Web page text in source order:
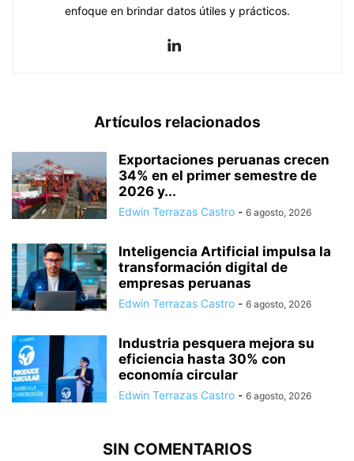
enfoque en brindar datos útiles y prácticos.
Artículos relacionados
Exportaciones peruanas crecen
34% en el primer semestre de
2026 y...
Edwin Terrazas Castro - 6 agosto, 2026
Inteligencia Artificial impulsa la
transformación digital de
empresas peruanas
Edwin Terrazas Castro - 6 agosto, 2026
Industria pesquera mejora su
eficiencia hasta 30% con
economía circular
Edwin Terrazas Castro - 6 agosto, 2026
SIN COMENTARIOS